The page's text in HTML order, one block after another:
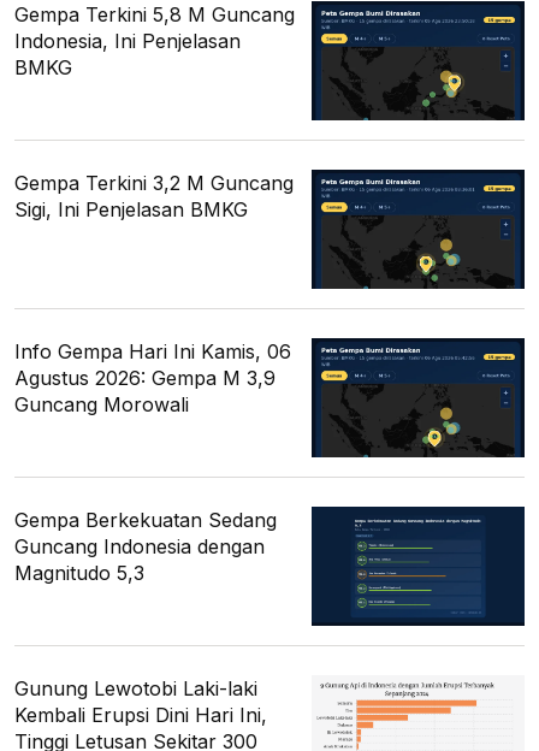
Gempa Terkini 5,8 M Guncang
Indonesia, Ini Penjelasan
BMKG
Gempa Terkini 3,2 M Guncang
Sigi, Ini Penjelasan BMKG
Info Gempa Hari Ini Kamis, 06
Agustus 2026: Gempa M 3,9
Guncang Morowali
Gempa Berkekuatan Sedang
Guncang Indonesia dengan
Magnitudo 5,3
Gunung Lewotobi Laki-laki
Kembali Erupsi Dini Hari Ini,
Tinggi Letusan Sekitar 300